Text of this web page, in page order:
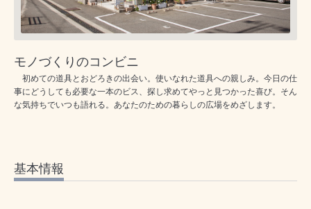
モノづくりのコンビニ
初めての道具とおどろきの出会い。使いなれた道具への親しみ。今日の仕
事にどうしても必要な一本のビス、探し求めてやっと見つかった喜び。そん
な気持ちでいつも語れる。あなたのための暮らしの広場をめざします。
基本情報